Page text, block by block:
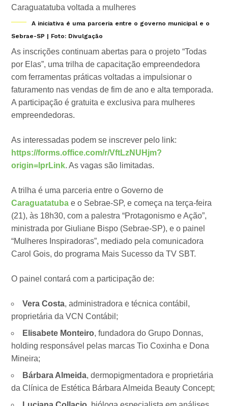
A iniciativa é uma parceria entre o governo municipal e o
Sebrae-SP | Foto: Divulgação
As inscrições continuam abertas para o projeto “Todas
por Elas”, uma trilha de capacitação empreendedora
com ferramentas práticas voltadas a impulsionar o
faturamento nas vendas de fim de ano e alta temporada.
A participação é gratuita e exclusiva para mulheres
empreendedoras.
As interessadas podem se inscrever pelo link:
https://forms.office.com/r/VftLzNUHjm?
origin=lprLink. As vagas são limitadas.
A trilha é uma parceria entre o Governo de
Caraguatatuba e o Sebrae-SP, e começa na terça-feira
(21), às 18h30, com a palestra “Protagonismo e Ação”,
ministrada por Giuliane Bispo (Sebrae-SP), e o painel
“Mulheres Inspiradoras”, mediado pela comunicadora
Carol Gois, do programa Mais Sucesso da TV SBT.
O painel contará com a participação de:
Vera Costa, administradora e técnica contábil,
proprietária da VCN Contábil;
Elisabete Monteiro, fundadora do Grupo Donnas,
holding responsável pelas marcas Tio Coxinha e Dona
Mineira;
Bárbara Almeida, dermopigmentadora e proprietária
da Clínica de Estética Bárbara Almeida Beauty Concept;